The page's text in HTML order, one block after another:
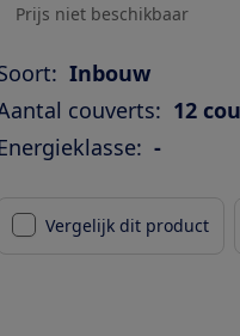
Prijs niet beschikbaar
Inbouw
couverts: 12
-
Vergelijk dit product